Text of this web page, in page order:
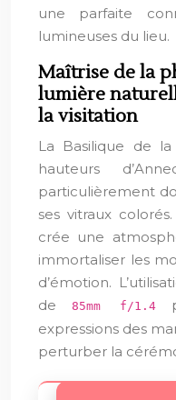
une parfaite
lumineuses du lieu.
Maîtrise de la
lumière
la visitation
La Basilique de
hauteurs
particulièrement
ses vitraux
crée une
immortaliser les
d’émotion.
de
85mm f/1.4
expressions des
perturber la